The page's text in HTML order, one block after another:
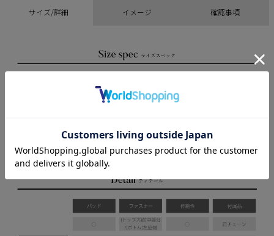
サイズ/詳細 イメージ 確認事項